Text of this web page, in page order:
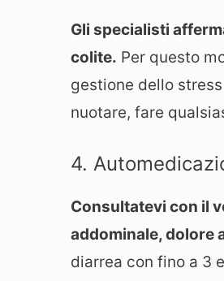
Gli specialisti
colite. Per questo
gestione dello
nuotare, fare
4.
Consultatevi con il
addominale, dolore
diarrea con fino a 3